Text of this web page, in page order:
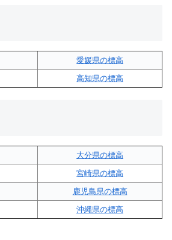
愛媛県の標高
高知県の標高
大分県の標高
宮崎県の標高
鹿児島県の標高
沖縄県の標高